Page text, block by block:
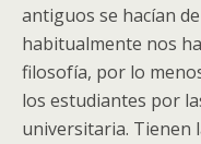
antiguos se hacían
habitualmente nos
filosofía, por lo
los estudiantes por
universitaria. Tienen